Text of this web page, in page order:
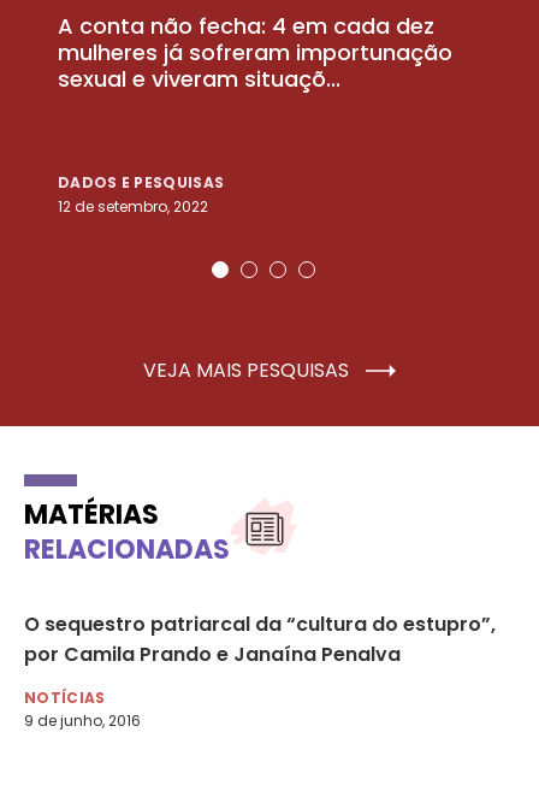
A conta não fecha: 4 em cada dez
mulheres já sofreram importunação
sexual e viveram situaçõ...
DADOS E PESQUISAS
12 de setembro, 2022
VEJA MAIS PESQUISAS
MATÉRIAS
RELACIONADAS
O sequestro patriarcal da “cultura do estupro”,
por Camila Prando e Janaína Penalva
NOTÍCIAS
9 de junho, 2016